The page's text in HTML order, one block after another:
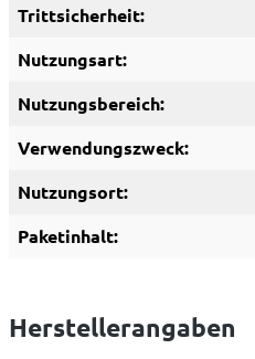
Trittsicherheit:
Nutzungsart:
Nutzungsbereich:
Verwendungszweck:
Nutzungsort:
Paketinhalt:
Herstellerangaben